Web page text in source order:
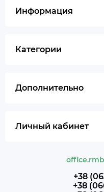
Информация
Категории
Дополнительно
Личный кабинет
+38
+38